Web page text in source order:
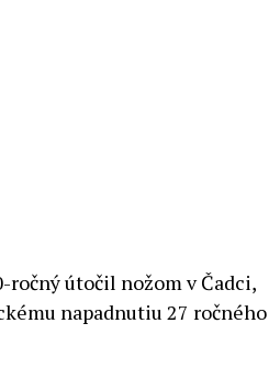
ročný útočil nožom v Čadci,
napadnutiu 27 ročného